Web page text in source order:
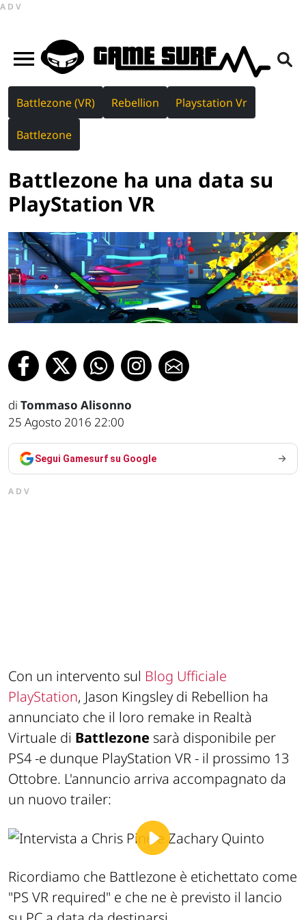
ADV
Battlezone (VR) Rebellion Playstation Vr
Battlezone
Battlezone ha una data su
PlayStation VR
di Tommaso Alisonno
25 Agosto 2016 22:00
Segui Gamesurf su Google
ADV
Con un intervento sul Blog Ufficiale
PlayStation, Jason Kingsley di Rebellion ha
annunciato che il loro remake in Realtà
Virtuale di Battlezone sarà disponibile per
PS4 -e dunque PlayStation VR - il prossimo 13
Ottobre. L'annuncio arriva accompagnato da
un nuovo trailer:
Ricordiamo che Battlezone è etichettato come
"PS VR required" e che ne è previsto il lancio